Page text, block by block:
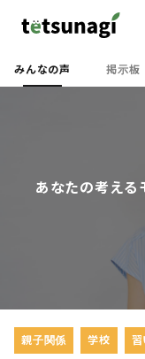
みんなの声 掲示板
あなたの考える
親子関係 学校 習